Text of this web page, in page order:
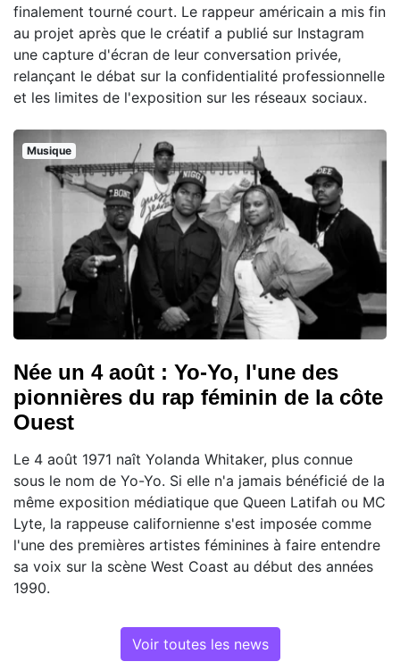
finalement tourné court. Le rappeur américain a mis fin
au projet après que le créatif a publié sur Instagram
une capture d'écran de leur conversation privée,
relançant le débat sur la confidentialité professionnelle
et les limites de l'exposition sur les réseaux sociaux.
Musique
Née un 4 août : Yo-Yo, l'une des
pionnières du rap féminin de la côte
Ouest
Le 4 août 1971 naît Yolanda Whitaker, plus connue
sous le nom de Yo-Yo. Si elle n'a jamais bénéficié de la
même exposition médiatique que Queen Latifah ou MC
Lyte, la rappeuse californienne s'est imposée comme
l'une des premières artistes féminines à faire entendre
sa voix sur la scène West Coast au début des années
1990.
Voir toutes les news